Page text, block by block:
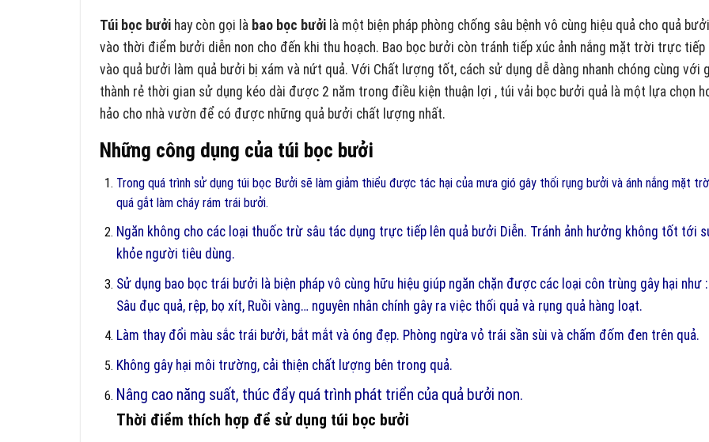
Túi bọc bưởi hay còn gọi là bao bọc bưởi là một biện pháp phòng chống sâu bệnh vô cùng hiệu quả cho quả bưởi
vào thời điểm bưởi diễn non cho đến khi thu hoạch. Bao bọc bưởi còn tránh tiếp xúc ảnh nắng mặt trời trực tiếp
vào quả bưởi làm quả bưởi bị xám và nứt quả. Với Chất lượng tốt, cách sử dụng dễ dàng nhanh chóng cùng với
thành rẻ thời gian sử dụng kéo dài được 2 năm trong điều kiện thuận lợi , túi vải bọc bưởi quả là một lựa chọn
hảo cho nhà vườn để có được những quả bưởi chất lượng nhất.
Những công dụng của túi bọc bưởi
Trong quá trình sử dụng túi bọc Bưởi sẽ làm giảm thiểu được tác hại của mưa gió gây thối rụng bưởi và ánh nắng mặt
quá gắt làm cháy rám trái bưởi.
Ngăn không cho các loại thuốc trừ sâu tác dụng trực tiếp lên quả bưởi Diễn. Tránh ảnh hưởng không tốt tới
khỏe người tiêu dùng.
Sử dụng bao bọc trái bưởi là biện pháp vô cùng hữu hiệu giúp ngăn chặn được các loại côn trùng gây hại như :
Sâu đục quả, rệp, bọ xít, Ruồi vàng… nguyên nhân chính gây ra việc thối quả và rụng quả hàng loạt.
Làm thay đổi màu sắc trái bưởi, bắt mắt và óng đẹp. Phòng ngừa vỏ trái sần sùi và chấm đốm đen trên quả.
Không gây hại môi trường, cải thiện chất lượng bên trong quả.
Nâng cao năng suất, thúc đẩy quá trình phát triển của quả bưởi non.
Thời điểm thích hợp để sử dụng túi bọc bưởi